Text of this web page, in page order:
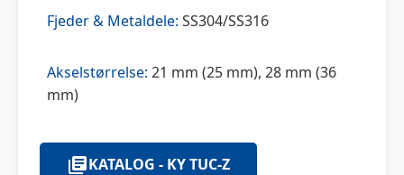
Fjeder & Metaldele: SS304/SS316
Akselstørrelse: 21 mm (25 mm), 28 mm (36
mm)
KATALOG - KY TUC-Z